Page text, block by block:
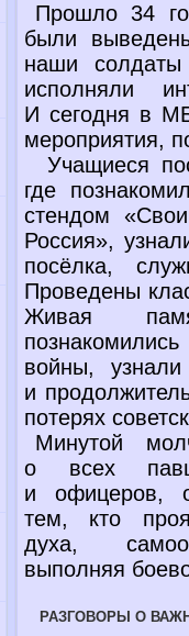
Прошло34
были
наши
исполняли
И сегодня в
мероприятия,
Учащиеся
где
стендом
Россия»,
посёлка,
Проведены
Живая
войны,
и
потерях
Минутой
о всех
и офицеров,
тем, кто
духа,
выполняя
РАЗГОВОРЫ О